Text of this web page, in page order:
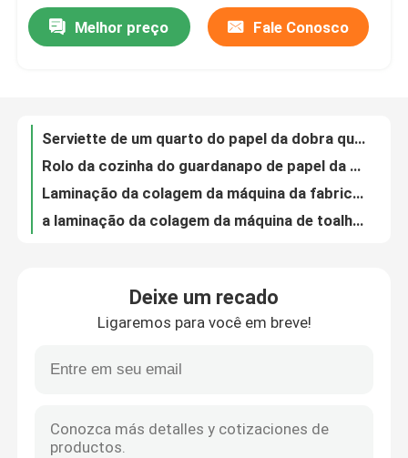
Show de RV
Excursão da fábrica
Controle da qualidade
máquina do tecido facial
Melhor preço Fale Conosco
A toalha de papel do Serviette que faz o aço da máquina ao aço grava 180m/Min
linha de produção 80dB do lenço de papel da máquina do tecido do bolso 2.5Kw
a linha de produção aço do tecido facial da Z-dobra de 225x230mm ao aço grava 180m/Min
CE dobro da máquina da fatura de lenço de papel do toalete da mão de CPP segundo do filme do calor
Deixe um recado
Ligaremos para você em breve!